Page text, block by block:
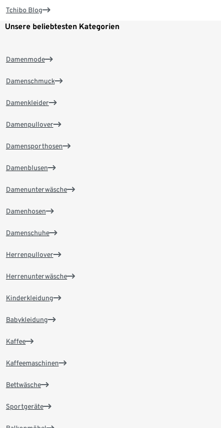
Tchibo Blog
Unsere beliebtesten Kategorien
Damenmode
Damenschmuck
Damenkleider
Damenpullover
Damensporthosen
Damenblusen
Damenunterwäsche
Damenhosen
Damenschuhe
Herrenpullover
Herrenunterwäsche
Kinderkleidung
Babykleidung
Kaffee
Kaffeemaschinen
Bettwäsche
Sportgeräte